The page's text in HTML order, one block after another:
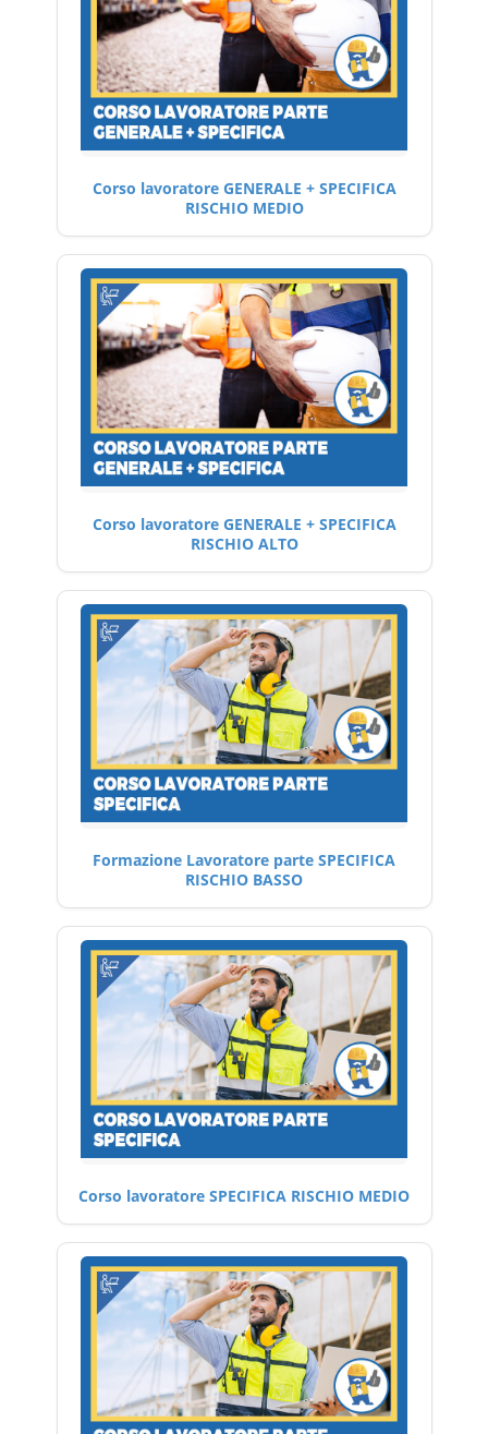
Corso lavoratore GENERALE + SPECIFICA
RISCHIO MEDIO
Corso lavoratore GENERALE + SPECIFICA
RISCHIO ALTO
Formazione Lavoratore parte SPECIFICA
RISCHIO BASSO
Corso lavoratore SPECIFICA RISCHIO MEDIO